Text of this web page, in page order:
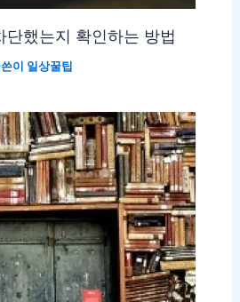
단했는지 확인하는 방법
이 일상꿀팁